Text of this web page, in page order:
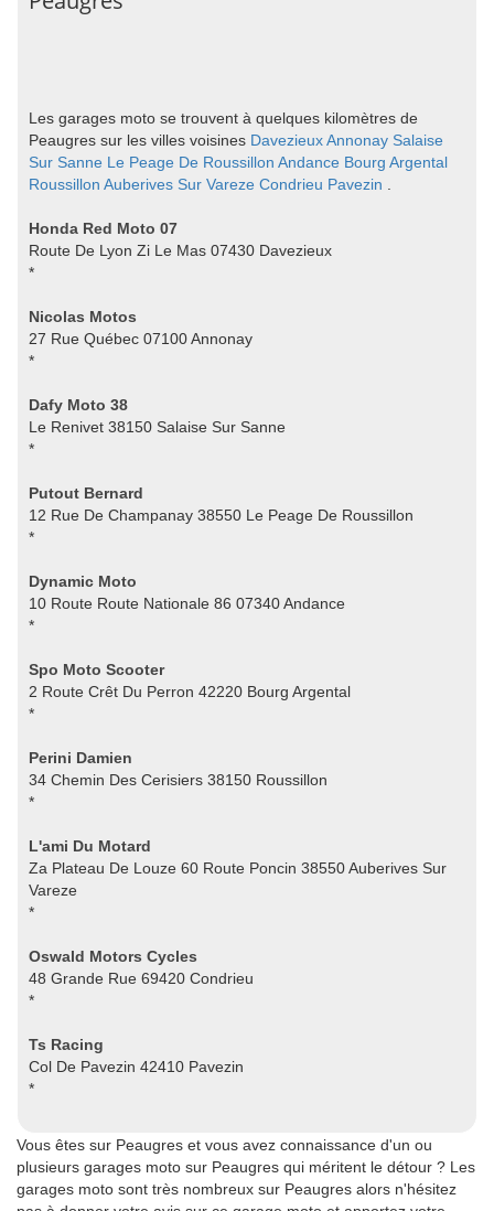
Les garages moto se trouvent à quelques kilomètres de
Peaugres sur les villes voisines DavezieuxAnnonay Salaise
Sur Sanne Le Peage De Roussillon Andance Bourg Argental
Roussillon Auberives Sur Vareze Condrieu Pavezin .
Honda Red Moto 07
Route De Lyon Zi Le Mas 07430 Davezieux
*
Nicolas Motos
27 Rue Québec 07100 Annonay
*
Dafy Moto 38
Le Renivet 38150 Salaise Sur Sanne
*
Putout Bernard
12 Rue De Champanay 38550 Le Peage De Roussillon
*
Dynamic Moto
10 Route Route Nationale 86 07340 Andance
*
Spo Moto Scooter
2 Route Crêt Du Perron 42220 Bourg Argental
*
Perini Damien
34 Chemin Des Cerisiers 38150 Roussillon
*
L'ami Du Motard
Za Plateau De Louze 60 Route Poncin 38550 Auberives Sur
Vareze
*
Oswald Motors Cycles
48 Grande Rue 69420 Condrieu
*
Ts Racing
Col De Pavezin 42410 Pavezin
*
Vous êtes sur Peaugres et vous avez connaissance d'un ou
plusieurs garages moto sur Peaugres qui méritent le détour ? Les
garages moto sont très nombreux sur Peaugres alors n'hésitez